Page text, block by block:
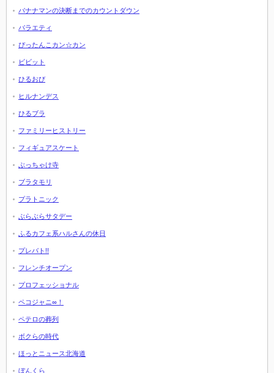
バナナマンの決断までのカウントダウン
バラエティ
ぴったんこカン☆カン
ビビット
ひるおび
ヒルナンデス
ひるブラ
ファミリーヒストリー
フィギュアスケート
ぶっちゃけ寺
ブラタモリ
プラトニック
ぶらぶらサタデー
ふるカフェ系ハルさんの休日
プレバト!!
フレンチオープン
プロフェッショナル
ペコジャニ∞！
ペテロの葬列
ボクらの時代
ほっとニュース北海道
ぼんくら